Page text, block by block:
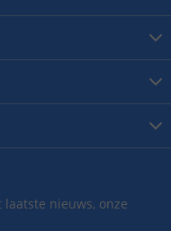
nieuws, onze